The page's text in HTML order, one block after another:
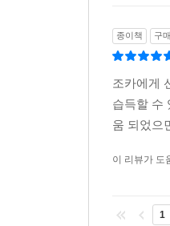
4권 《노동》
노동은 우리
하면 노동에
관념은 차별
종이책 구매
조카에게
습득할 수
움 되었으
이 리뷰가 도
1